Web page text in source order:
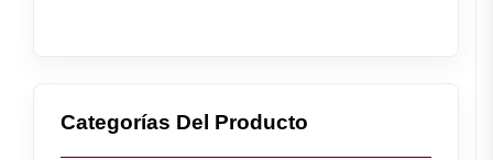
Categorías Del Producto